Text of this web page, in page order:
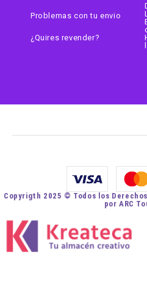
Problemas con tu envio
¿Quires revender?
Copyrigth 2025 © Todos los
por ARC